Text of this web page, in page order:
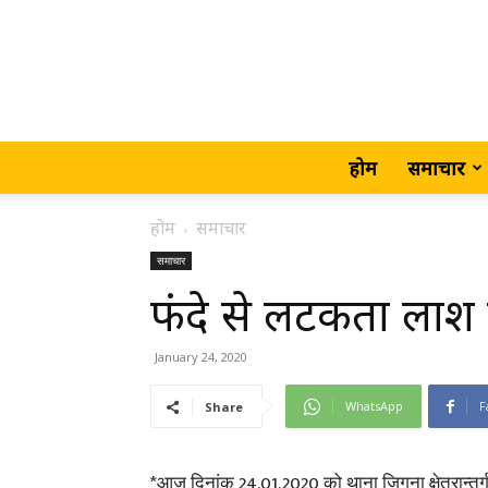
होम समाचार
होम समाचार
समाचार
फंदे से लटकता लाश
January 24, 2020
Share WhatsApp